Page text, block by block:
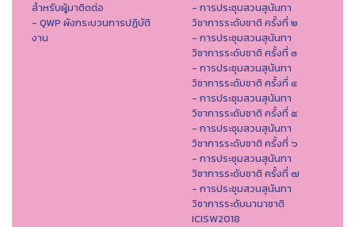
สำหรับผู้มาติดต่อ
- QWP ผังกระบวนการปฏิบัติ
งาน
- การประชุมสวนสุนันทา
วิชาการระดับชาติ ครั้งที่ ๒
- การประชุมสวนสุนันทา
วิชาการระดับชาติ ครั้งที่ ๓
- การประชุมสวนสุนันทา
วิชาการระดับชาติ ครั้งที่ ๔
- การประชุมสวนสุนันทา
วิชาการระดับชาติ ครั้งที่ ๕
- การประชุมสวนสุนันทา
วิชาการระดับชาติ ครั้งที่ ๖
- การประชุมสวนสุนันทา
วิชาการระดับชาติ ครั้งที่ ๗
- การประชุมสวนสุนันทา
วิชาการระดับนานาชาติ
ICISW2018